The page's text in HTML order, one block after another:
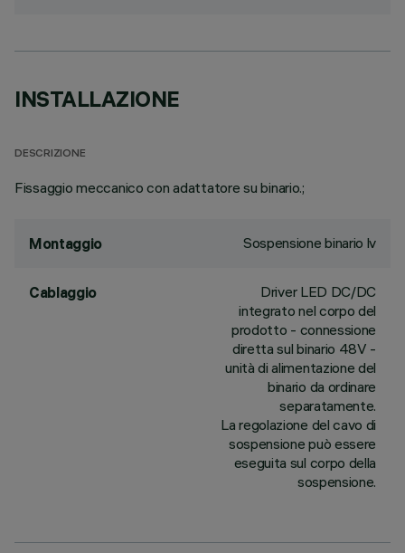
INSTALLAZIONE
DESCRIZIONE
Fissaggio meccanico con adattatore su binario.;
Montaggio Sospensione binario lv
Cablaggio
Driver LED DC/DC
integrato nel corpo del
prodotto - connessione
diretta sul binario 48V -
unità di alimentazione del
binario da ordinare
separatamente.
La regolazione del cavo di
sospensione può essere
eseguita sul corpo della
sospensione.